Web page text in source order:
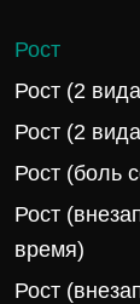
Рост
Рост (2
Рост (2
Рост (боль
Рост
время)
Рост